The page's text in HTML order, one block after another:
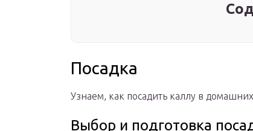
Посадка
Узнаем, как посадить каллу в
Выбор и подготовка